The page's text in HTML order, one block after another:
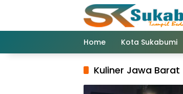
Home Kota Sukabumi
Kuliner Jawa Barat